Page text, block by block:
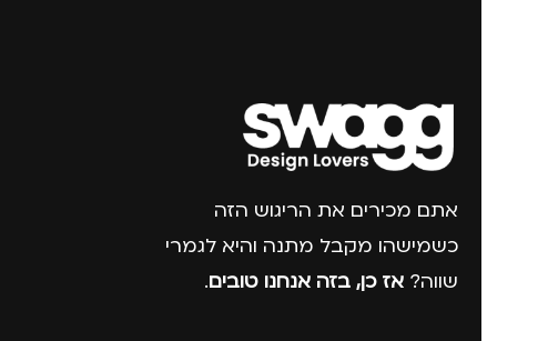
אתם מכירים את הריגוש הזה
כשמישהו מקבל מתנה והיא לגמרי
שווה? אז כן, בזה אנחנו טובים.